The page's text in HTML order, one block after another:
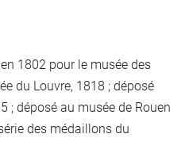
1802 pour le musée des
du Louvre, 1818 ; déposé
; déposé au musée de Rouen
des médaillons du